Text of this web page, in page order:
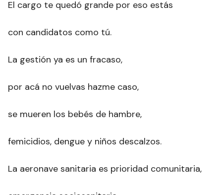
El cargo te quedó grande por eso estás
con candidatos como tú.
La gestión ya es un fracaso,
por acá no vuelvas hazme caso,
se mueren los bebés de hambre,
femicidios, dengue y niños descalzos.
La aeronave sanitaria es prioridad comunitaria,